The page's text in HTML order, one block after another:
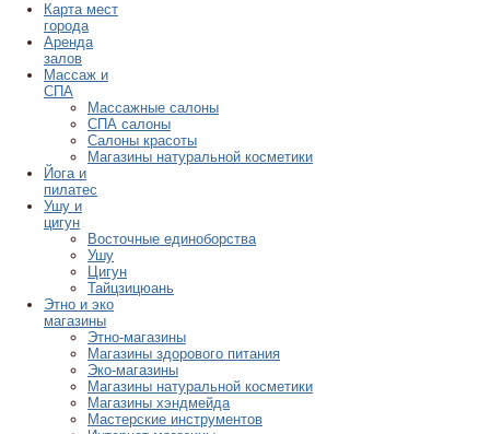
Карта мест
города
Аренда
залов
Массаж и
СПА
Массажные салоны
СПА салоны
Салоны красоты
Магазины натуральной косметики
Йога и
пилатес
Ушу и
цигун
Восточные единоборства
Ушу
Цигун
Тайцзицюань
Этно и эко
магазины
Этно-магазины
Магазины здорового питания
Эко-магазины
Магазины натуральной косметики
Магазины хэндмейда
Мастерские инструментов